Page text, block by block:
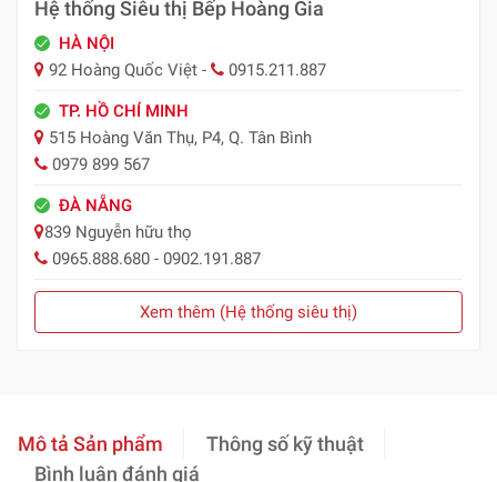
Hệ thống Siêu thị Bếp Hoàng Gia
HÀ NỘI
92 Hoàng Quốc Việt -
0915.211.887
TP. HỒ CHÍ MINH
515 Hoàng Văn Thụ, P4, Q. Tân Bình
0979 899 567
ĐÀ NẴNG
839 Nguyễn hữu thọ
0965.888.680 - 0902.191.887
Xem thêm (Hệ thống siêu thị)
Mô tả Sản phẩm
Thông số kỹ thuật
Bình luận đánh giá